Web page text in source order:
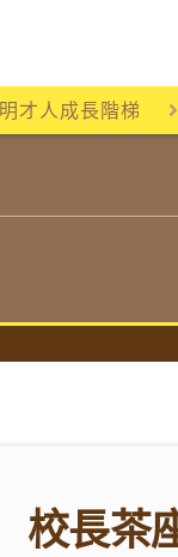
明才人成長階梯
校長茶